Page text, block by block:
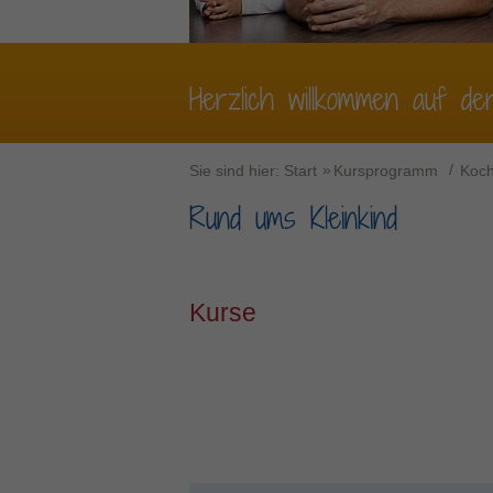
Herzlich willkommen auf
Sie sind hier: Start Kursprogramm
Rund ums Kleinkind
Kurse